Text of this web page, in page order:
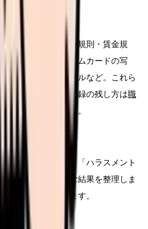
。給与明細、就業規則・賃金規
、勤務記録・タイムカードの写
て受け取ったメールなど。これら
な記録」です。記録の残し方は職
参考にしてください。
整理する
「有給を取りたい」「ハラスメント
たい」など、望む結果を整理しま
る窓口が変わります。
認する